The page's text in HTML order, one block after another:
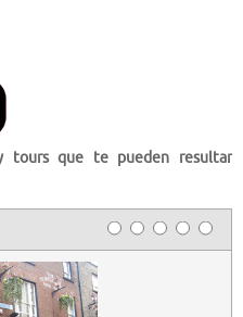
tours que te pueden resultar